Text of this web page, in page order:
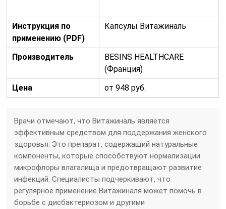
Инструкция по
применению (PDF)
Капсулы Витажиналь
Производитель
BESINS HEALTHCARE
(Франция)
Цена
от 948 руб.
Врачи отмечают, что Витажиналь является
эффективным средством для поддержания женского
здоровья. Это препарат, содержащий натуральные
компоненты, которые способствуют нормализации
микрофлоры влагалища и предотвращают развитие
инфекций. Специалисты подчеркивают, что
регулярное применение Витажиналя может помочь в
борьбе с дисбактериозом и другими